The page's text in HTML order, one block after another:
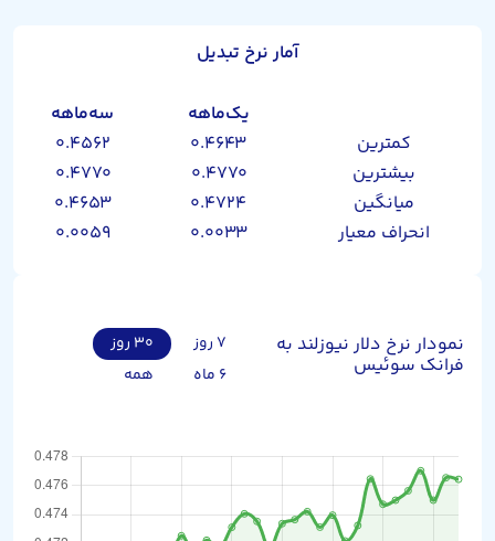
آمار نرخ تبدیل
یک‌ماهه
سه‌ماهه
کمترین
۰.۴۶۴۳
۰.۴۵۶۲
بیشترین
۰.۴۷۷۰
۰.۴۷۷۰
میانگین
۰.۴۷۲۴
۰.۴۶۵۳
انحراف معیار
۰.۰۰۳۳ ۰.۰۰۵۹
نمودار نرخ دلار نیوزلند به
فرانک سوئیس
۷ روز
۳۰ روز
۶ ماه
همه